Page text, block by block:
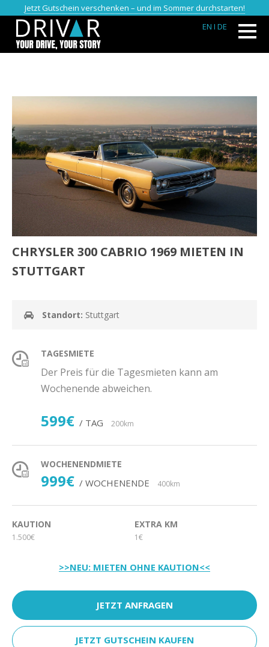
Jetzt Gutschein verschenken – und im Sommer durchstarten!
EN I DE
CHRYSLER 300 CABRIO 1969 MIETEN IN
STUTTGART
Standort: Stuttgart
TAGESMIETE
Der Preis für die Tagesmieten kann am
Wochenende abweichen.
599€ / TAG 200km
WOCHENENDMIETE
999€ / WOCHENENDE 400km
KAUTION
1.500€
EXTRA KM
1€
>>NEU: MIETEN OHNE KAUTION<<
JETZT ANFRAGEN
JETZT GUTSCHEIN KAUFEN